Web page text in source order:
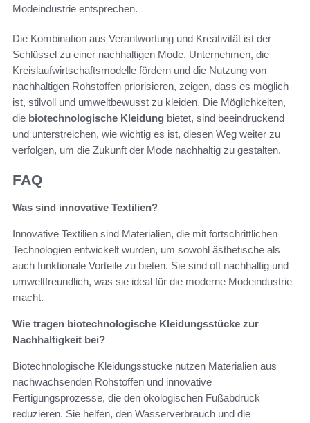
Modeindustrie entsprechen.
Die Kombination aus Verantwortung und Kreativität ist der
Schlüssel zu einer nachhaltigen Mode. Unternehmen, die
Kreislaufwirtschaftsmodelle fördern und die Nutzung von
nachhaltigen Rohstoffen priorisieren, zeigen, dass es möglich
ist, stilvoll und umweltbewusst zu kleiden. Die Möglichkeiten,
die biotechnologische Kleidung bietet, sind beeindruckend
und unterstreichen, wie wichtig es ist, diesen Weg weiter zu
verfolgen, um die Zukunft der Mode nachhaltig zu gestalten.
FAQ
Was sind innovative Textilien?
Innovative Textilien sind Materialien, die mit fortschrittlichen
Technologien entwickelt wurden, um sowohl ästhetische als
auch funktionale Vorteile zu bieten. Sie sind oft nachhaltig und
umweltfreundlich, was sie ideal für die moderne Modeindustrie
macht.
Wie tragen biotechnologische Kleidungsstücke zur
Nachhaltigkeit bei?
Biotechnologische Kleidungsstücke nutzen Materialien aus
nachwachsenden Rohstoffen und innovative
Fertigungsprozesse, die den ökologischen Fußabdruck
reduzieren. Sie helfen, den Wasserverbrauch und die